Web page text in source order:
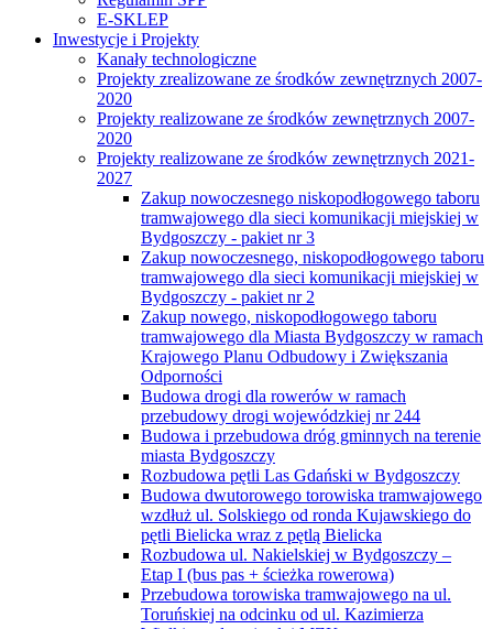
E-SKLEP
Inwestycje i Projekty
Kanały technologiczne
Projekty zrealizowane ze środków zewnętrznych 2007-
2020
Projekty realizowane ze środków zewnętrznych 2007-
2020
Projekty realizowane ze środków zewnętrznych 2021-
2027
Zakup nowoczesnego niskopodłogowego taboru
tramwajowego dla sieci komunikacji miejskiej w
Bydgoszczy - pakiet nr 3
Zakup nowoczesnego, niskopodłogowego taboru
tramwajowego dla sieci komunikacji miejskiej w
Bydgoszczy - pakiet nr 2
Zakup nowego, niskopodłogowego taboru
tramwajowego dla Miasta Bydgoszczy w ramach
Krajowego Planu Odbudowy i Zwiększania
Odporności
Budowa drogi dla rowerów w ramach
przebudowy drogi wojewódzkiej nr 244
Budowa i przebudowa dróg gminnych na terenie
miasta Bydgoszczy
Rozbudowa pętli Las Gdański w Bydgoszczy
Budowa dwutorowego torowiska tramwajowego
wzdłuż ul. Solskiego od ronda Kujawskiego do
pętli Bielicka wraz z pętlą Bielicka
Rozbudowa ul. Nakielskiej w Bydgoszczy –
Etap I (bus pas + ścieżka rowerowa)
Przebudowa torowiska tramwajowego na ul.
Toruńskiej na odcinku od ul. Kazimierza